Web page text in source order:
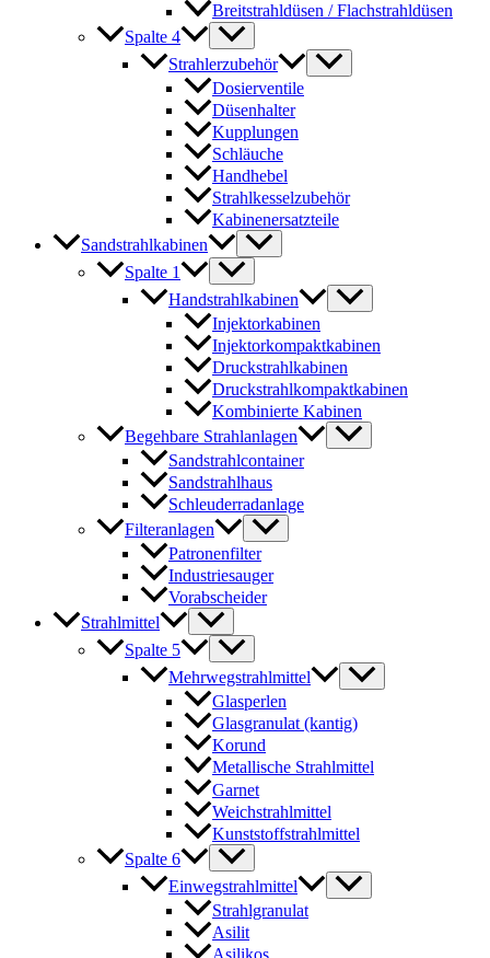
Breitstrahldüsen / Flachstrahldüsen
Spalte 4
Strahlerzubehör
Dosierventile
Düsenhalter
Kupplungen
Schläuche
Handhebel
Strahlkesselzubehör
Kabinenersatzteile
Sandstrahlkabinen
Spalte 1
Handstrahlkabinen
Injektorkabinen
Injektorkompaktkabinen
Druckstrahlkabinen
Druckstrahlkompaktkabinen
Kombinierte Kabinen
Begehbare Strahlanlagen
Sandstrahlcontainer
Sandstrahlhaus
Schleuderradanlage
Filteranlagen
Patronenfilter
Industriesauger
Vorabscheider
Strahlmittel
Spalte 5
Mehrwegstrahlmittel
Glasperlen
Glasgranulat (kantig)
Korund
Metallische Strahlmittel
Garnet
Weichstrahlmittel
Kunststoffstrahlmittel
Spalte 6
Einwegstrahlmittel
Strahlgranulat
Asilit
Asilikos